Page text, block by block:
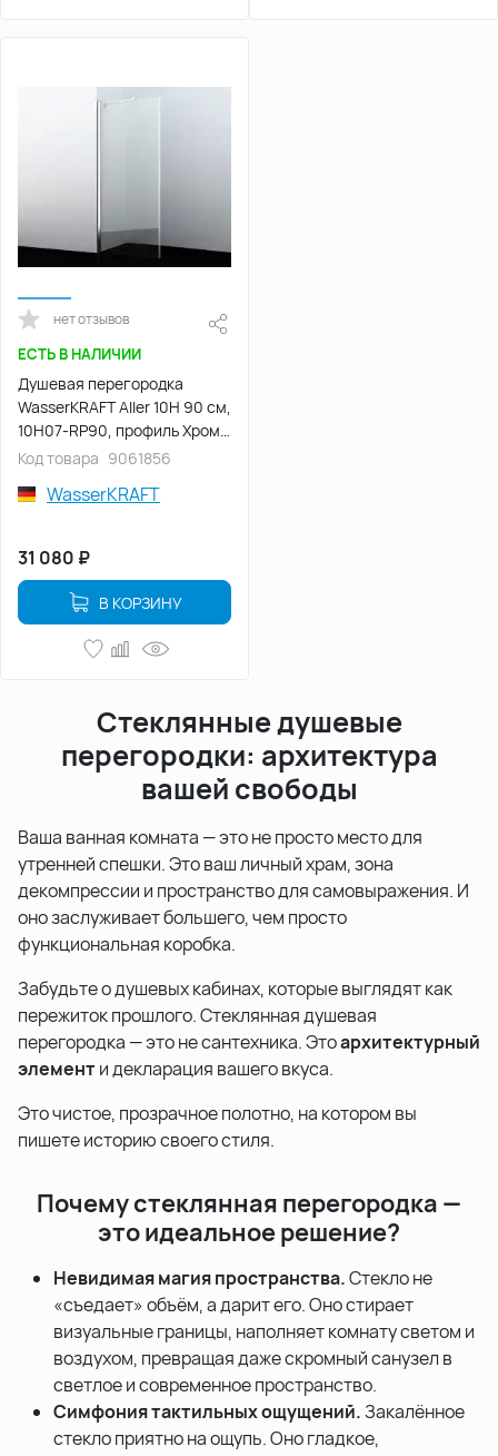
нет отзывов
ЕСТЬ В НАЛИЧИИ
Душевая перегородка
WasserKRAFT Aller 10H 90 см,
10H07-RP90, профиль Хром,
стекло Прозрачное
Код товара 9061856
WasserKRAFT
31 080 ₽
В КОРЗИНУ
Стеклянные душевые
перегородки: архитектура
вашей свободы
Ваша ванная комната — это не просто место для
утренней спешки. Это ваш личный храм, зона
декомпрессии и пространство для самовыражения. И
оно заслуживает большего, чем просто
функциональная коробка.
Забудьте о душевых кабинах, которые выглядят как
пережиток прошлого. Стеклянная душевая
перегородка — это не сантехника. Этоархитектурный
элементи декларация вашего вкуса.
Это чистое, прозрачное полотно, на котором вы
пишете историю своего стиля.
Почему стеклянная перегородка —
это идеальное решение?
Невидимая магия пространства.Стекло не
«съедает» объём, а дарит его. Оно стирает
визуальные границы, наполняет комнату светом и
воздухом, превращая даже скромный санузел в
светлое и современное пространство.
Симфония тактильных ощущений.Закалённое
стекло приятно на ощупь. Оно гладкое,